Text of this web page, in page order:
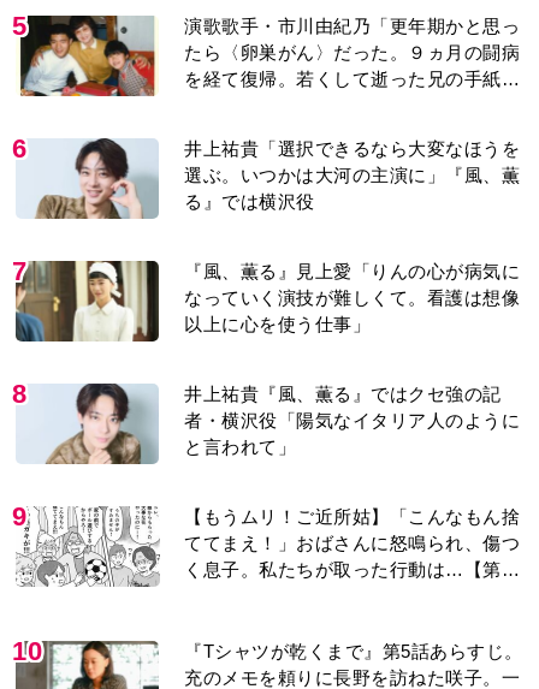
5
演歌歌手・市川由紀乃「更年期かと思っ
たら〈卵巣がん〉だった。９ヵ月の闘病
を経て復帰。若くして逝った兄の手紙を
6
井上祐貴「選択できるなら大変なほうを
選ぶ。いつかは大河の主演に」『風、薫
る』では横沢役
7
『風、薫る』見上愛「りんの心が病気に
なっていく演技が難しくて。看護は想像
以上に心を使う仕事」
8
井上祐貴『風、薫る』ではクセ強の記
者・横沢役「陽気なイタリア人のように
と言われて」
9
【もうムリ！ご近所姑】「こんなもん捨
ててまえ！」おばさんに怒鳴られ、傷つ
く息子。私たちが取った行動は…【第3
10
『Tシャツが乾くまで』第5話あらすじ。
充のメモを頼りに長野を訪ねた咲子。一